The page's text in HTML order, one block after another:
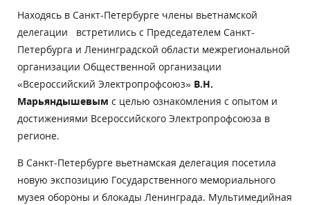
Находясь в Санкт-Петербурге члены вьетнамской
делегации встретились с Председателем Санкт-
Петербурга и Ленинградской области межрегиональной
организации Общественной организации
«Всероссийский Электропрофсоюз» В.Н.
Марьяндышевым с целью ознакомления с опытом и
достижениями Всероссийского Электропрофсоюза в
регионе.
В Санкт-Петербурге вьетнамская делегация посетила
новую экспозицию Государственного мемориального
музея обороны и блокады Ленинграда. Мультимедийная